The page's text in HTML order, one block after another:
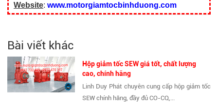
Website: www.motorgiamtocbinhduong.com
Bài viết khác
Hộp giảm tốc SEW giá tốt, chất lượng
cao, chính hãng
Linh Duy Phát chuyên cung cấp hộp giảm tốc
SEW chính hãng, đầy đủ CO-CQ,...